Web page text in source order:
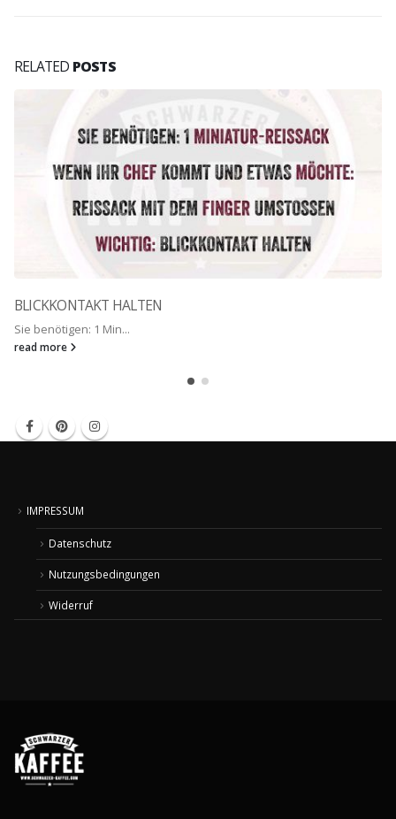
RELATED POSTS
BLICKKONTAKT HALTEN
Sie benötigen: 1 Min...
read more
IMPRESSUM
Datenschutz
Nutzungsbedingungen
Widerruf